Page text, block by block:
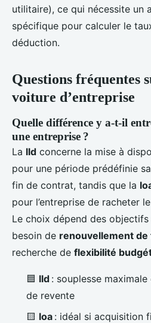
utilitaire), ce qui nécessite un
spécifique pour calculer le
déduction.
Questions fréquentes
voiture d’entreprise
Quelle différence y a-t-il
une entreprise ?
La lld concerne la mise à
pour une période prédéfinie
fin de contrat, tandis que la
pour l’entreprise de racheter
Le choix dépend des
besoin de renouvellement de
recherche de flexibilité
🟦 lld : souplesse
de revente
🟨 loa : idéal si acquisition